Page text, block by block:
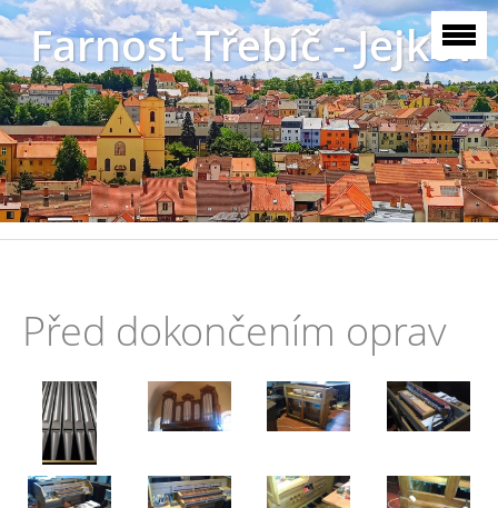
Farnost Třebíč - Jejkov
Před dokončením oprav